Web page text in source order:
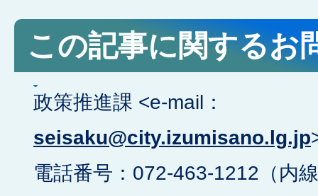
この記事に関するお
政策推進課 <e-mail：
seisaku@city.izumisano.lg.jp
電話番号：072-463-1212（内